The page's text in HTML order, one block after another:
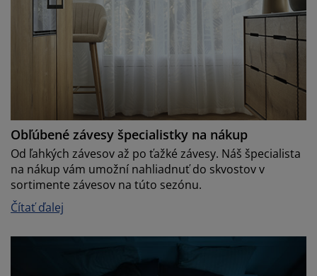
Obľúbené závesy špecialistky na nákup
Od ľahkých závesov až po ťažké závesy. Náš špecialista
na nákup vám umožní nahliadnuť do skvostov v
sortimente závesov na túto sezónu.
Čítať ďalej